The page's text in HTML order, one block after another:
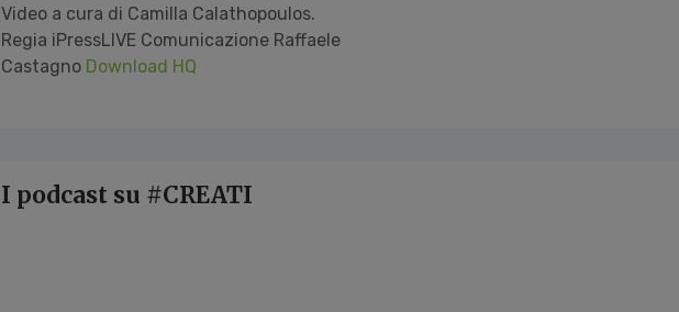
Video a cura di Camilla Calathopoulos.
Regia iPressLIVE Comunicazione Raffaele
Castagno Download HQ
I podcast su #CREATI